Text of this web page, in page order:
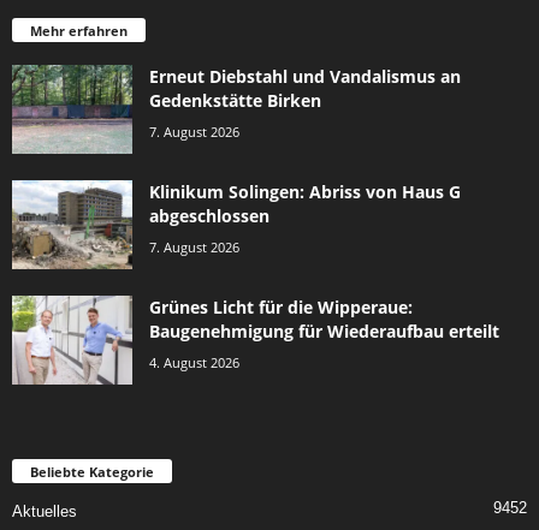
Mehr erfahren
Erneut Diebstahl und Vandalismus an
Gedenkstätte Birken
7. August 2026
Klinikum Solingen: Abriss von Haus G
abgeschlossen
7. August 2026
Grünes Licht für die Wipperaue:
Baugenehmigung für Wiederaufbau erteilt
4. August 2026
Beliebte Kategorie
Aktuelles 9452